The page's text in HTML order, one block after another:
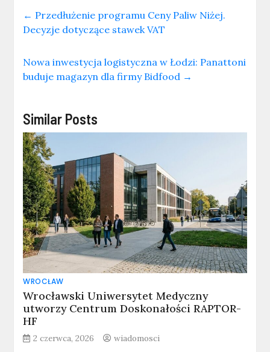
← Przedłużenie programu Ceny Paliw Niżej.
Decyzje dotyczące stawek VAT
Nowa inwestycja logistyczna w Łodzi: Panattoni
buduje magazyn dla firmy Bidfood →
Similar Posts
WROCŁAW
Wrocławski Uniwersytet Medyczny
utworzy Centrum Doskonałości RAPTOR-
HF
2 czerwca, 2026 wiadomosci